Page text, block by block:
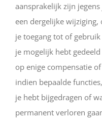
aansprakelijk zijn
een dergelijke
je toegang tot of
je mogelijk hebt
op enige compensatie
indien bepaalde
je hebt bijgedragen of
permanent verloren